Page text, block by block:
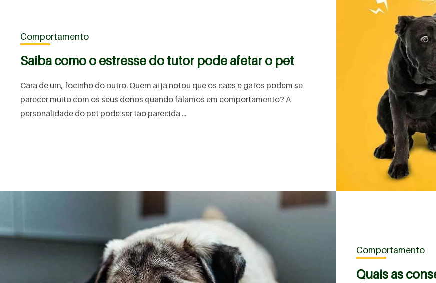
Comportamento
Saiba como o estresse do tutor pode afetar o pet
Cara de um, focinho do outro. Quem aí já notou que os cães e gatos podem se
parecer muito com os seus donos quando falamos em comportamento? A
personalidade do pet pode ser tão parecida ...
Comportamento
Quais as